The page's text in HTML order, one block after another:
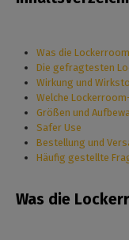
Was die
Die gefragtesten
Wirkung und
Welche
Größen und
Safer Use
Bestellung und
Häufig gestellte
Was die